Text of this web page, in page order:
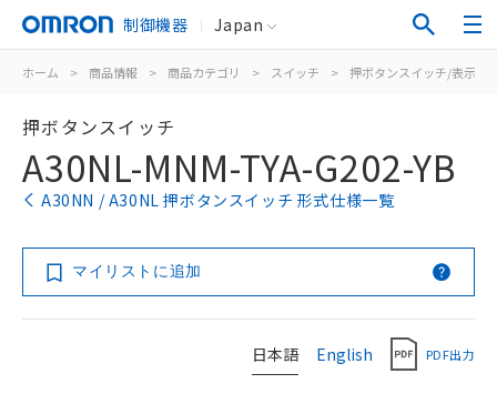
制御機器 Japan
ホーム > 商品情報 > 商品カテゴリ > スイッチ > 押ボタンスイッチ/表示灯
押ボタンスイッチ
A30NL-MNM-TYA-G202-YB
A30NN / A30NL 押ボタンスイッチ 形式仕様一覧
マイリストに追加
日本語 English PDF出力